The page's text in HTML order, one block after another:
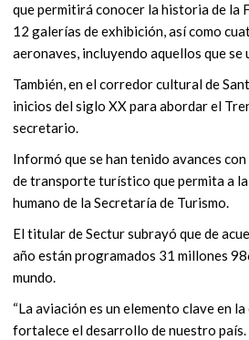
que permitirá conocer la historia de la
12 galerías de exhibición, así como
aeronaves, incluyendo aquellos que
También, en el corredor cultural de
inicios del siglo XX para abordar el
secretario.
Informó que se han tenido avances
de transporte turístico que permita a
humano de la Secretaría de Turismo.
El titular de Sectur subrayó que de
año están programados 31 millones
mundo.
“La aviación es un elemento clave en
fortalece el desarrollo de nuestro